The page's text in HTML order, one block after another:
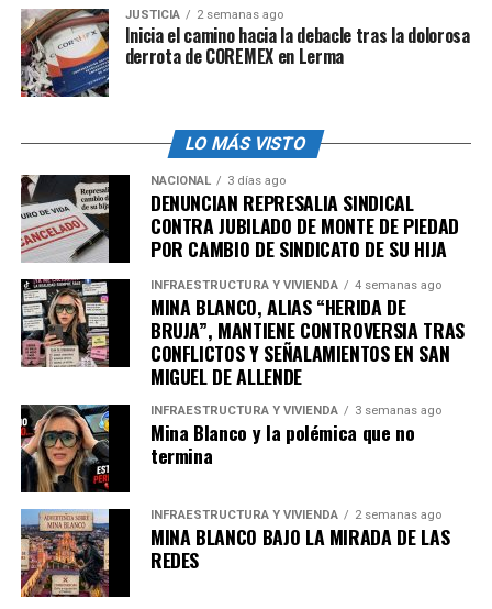
JUSTICIA 2 semanas ago
Inicia el camino hacia la debacle tras la dolorosa
derrota de COREMEX en Lerma
LO MÁS VISTO
NACIONAL 3 días ago
DENUNCIAN REPRESALIA SINDICAL
CONTRA JUBILADO DE MONTE DE PIEDAD
POR CAMBIO DE SINDICATO DE SU HIJA
INFRAESTRUCTURA Y VIVIENDA 4 semanas ago
MINA BLANCO, ALIAS “HERIDA DE
BRUJA”, MANTIENE CONTROVERSIA TRAS
CONFLICTOS Y SEÑALAMIENTOS EN SAN
MIGUEL DE ALLENDE
INFRAESTRUCTURA Y VIVIENDA 3 semanas ago
Mina Blanco y la polémica que no
termina
INFRAESTRUCTURA Y VIVIENDA 2 semanas ago
MINA BLANCO BAJO LA MIRADA DE LAS
REDES